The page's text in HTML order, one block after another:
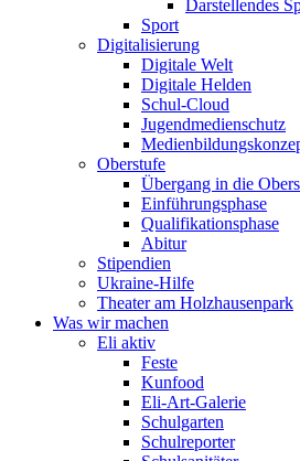
Darstellendes
Sport
Digitalisierung
Digitale Welt
Digitale Helden
Schul-Cloud
Jugendmedienschutz
Oberstufe
Übergang in die
Einführungsphase
Qualifikationsphase
Abitur
Stipendien
Ukraine-Hilfe
Theater am Holzhausenpark
Was wir machen
Eli aktiv
Feste
Kunfood
Eli-Art-Galerie
Schulgarten
Schulreporter